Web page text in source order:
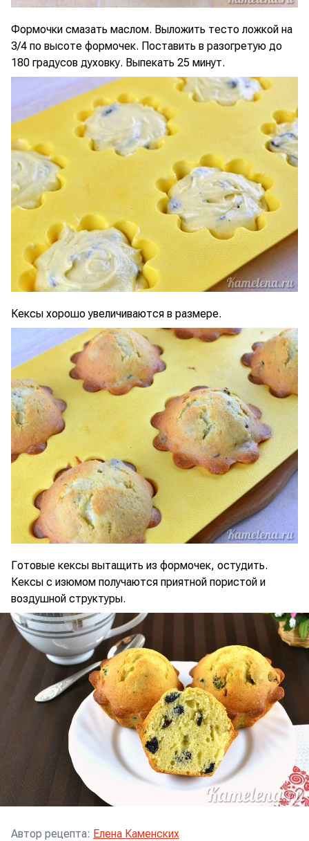
Формочки смазать маслом. Выложить тесто ложкой на
3/4 по высоте формочек. Поставить в разогретую до
180 градусов духовку. Выпекать 25 минут.
Кексы хорошо увеличиваются в размере.
Готовые кексы вытащить из формочек, остудить.
Кексы с изюмом получаются приятной пористой и
воздушной структуры.
Автор рецепта: Елена Каменских